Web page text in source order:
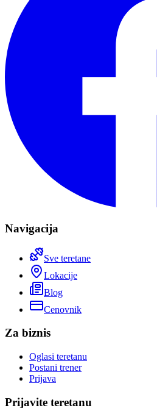
Navigacija
Sve teretane
Lokacije
Blog
Cenovnik
Za biznis
Oglasi teretanu
Postani trener
Prijava
Prijavite teretanu